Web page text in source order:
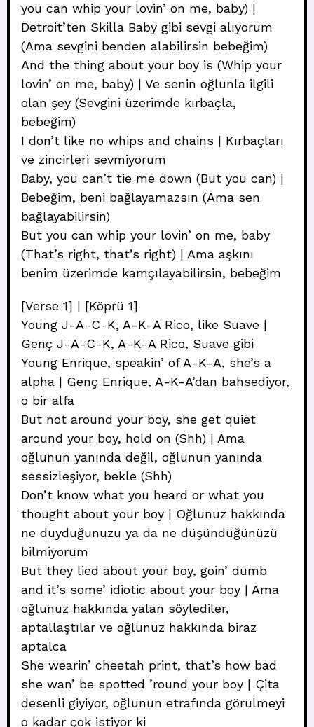
you can whip your lovin’ on me, baby) |
Detroit’ten Skilla Baby gibi sevgi alıyorum
(Ama sevgini benden alabilirsin bebeğim)
And the thing about your boy is (Whip your
lovin’ on me, baby) | Ve senin oğlunla ilgili
olan şey (Sevgini üzerimde kırbaçla,
bebeğim)
I don’t like no whips and chains | Kırbaçları
ve zincirleri sevmiyorum
Baby, you can’t tie me down (But you can) |
Bebeğim, beni bağlayamazsın (Ama sen
bağlayabilirsin)
But you can whip your lovin’ on me, baby
(That’s right, that’s right) | Ama aşkını
benim üzerimde kamçılayabilirsin, bebeğim
[Verse 1] | [Köprü 1]
Young J-A-C-K, A-K-A Rico, like Suave |
Genç J-A-C-K, A-K-A Rico, Suave gibi
Young Enrique, speakin’ of A-K-A, she’s a
alpha | Genç Enrique, A-K-A’dan bahsediyor,
o bir alfa
But not around your boy, she get quiet
around your boy, hold on (Shh) | Ama
oğlunun yanında değil, oğlunun yanında
sessizleşiyor, bekle (Shh)
Don’t know what you heard or what you
thought about your boy | Oğlunuz hakkında
ne duyduğunuzu ya da ne düşündüğünüzü
bilmiyorum
But they lied about your boy, goin’ dumb
and it’s some’ idiotic about your boy | Ama
oğlunuz hakkında yalan söylediler,
aptallaştılar ve oğlunuz hakkında biraz
aptalca
She wearin’ cheetah print, that’s how bad
she wan’ be spotted ’round your boy | Çita
desenli giyiyor, oğlunun etrafında görülmeyi
o kadar çok istiyor ki